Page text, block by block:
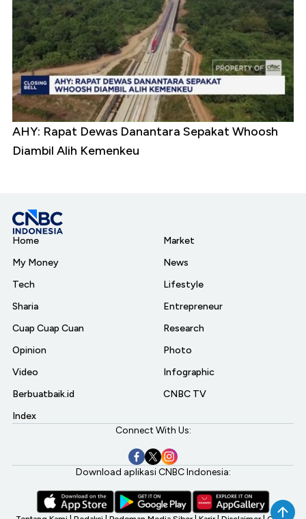
AHY: Rapat Dewas Danantara Sepakat Whoosh
Diambil Alih Kemenkeu
Home
My Money
Tech
Sharia
Cuap Cuap Cuan
Opinion
Video
Berbuatbaik.id
Index
Market
News
Lifestyle
Entrepreneur
Research
Photo
Infographic
CNBC TV
Connect With Us:
Download aplikasi CNBC Indonesia: